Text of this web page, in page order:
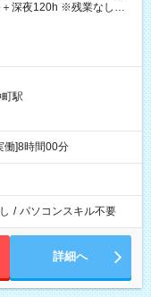
深夜120h ※残業なしの場
駅
働]8時間00分
/ パソコンスキル不要
詳細へ